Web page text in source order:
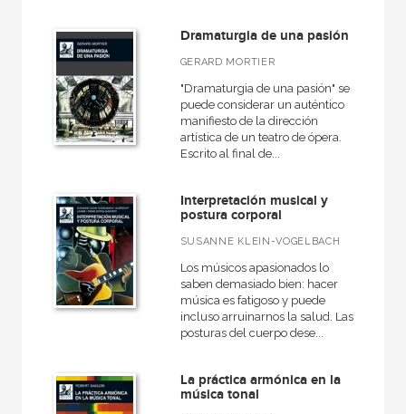
Dramaturgia de una pasión
GERARD MORTIER
"Dramaturgia de una pasión" se
puede considerar un auténtico
manifiesto de la dirección
artística de un teatro de ópera.
Escrito al final de...
Interpretación musical y
postura corporal
SUSANNE KLEIN-VOGELBACH
Los músicos apasionados lo
saben demasiado bien: hacer
música es fatigoso y puede
incluso arruinarnos la salud. Las
posturas del cuerpo dese...
La práctica armónica en la
música tonal